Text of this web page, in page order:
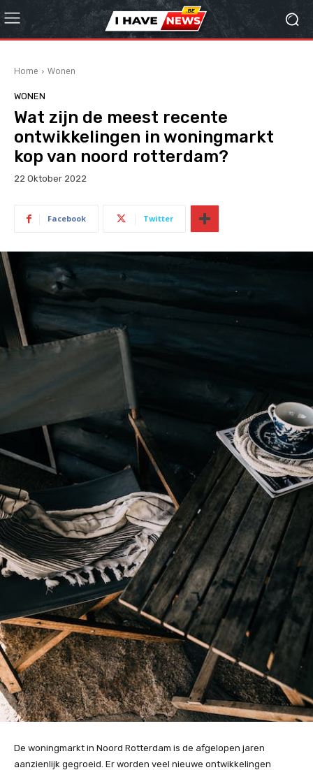
Home Wonen
WONEN
Wat zijn de meest recente
ontwikkelingen in woningmarkt
kop van noord rotterdam?
22 Oktober 2022
Facebook Twitter
De woningmarkt in Noord Rotterdam is de afgelopen jaren
aanzienlijk gegroeid. Er worden veel nieuwe ontwikkelingen